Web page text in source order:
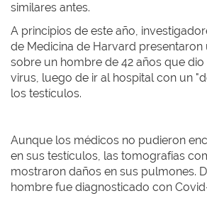
similares antes.
A principios de este año,
de Medicina de Harvard
sobre un hombre de 42 años que
virus, luego de ir al hospital con un
los testículos.
Aunque los médicos no pudieron
en sus testículos, las tomografías
mostraron daños en sus pulmones.
hombre fue diagnosticado con